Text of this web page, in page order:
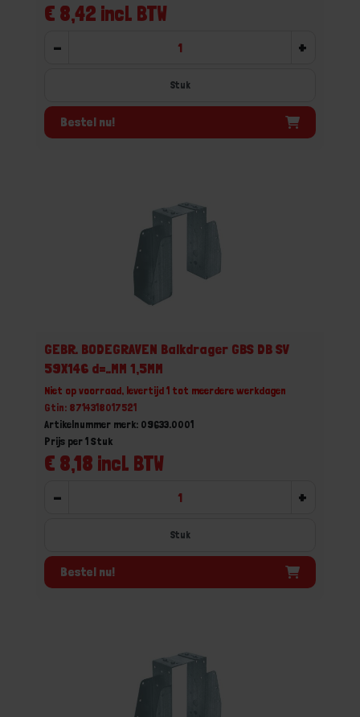
€ 8,42 incl. BTW
- +
Stuk
Bestel nu!
GEBR. BODEGRAVEN Balkdrager GBS DB SV
59X146 d=..MM 1,5MM
Niet op voorraad, levertijd 1 tot meerdere werkdagen
Gtin: 8714318017521
Artikelnummer merk: 09633.0001
€ 8,18 incl. BTW
Prijs per 1 Stuk
- +
Stuk
Bestel nu!